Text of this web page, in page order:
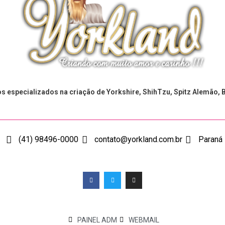
especializados na criação de Yorkshire, ShihTzu, Spitz Alemão,
(41) 98496-0000 contato@yorkland.com.br Paraná
PAINEL ADM WEBMAIL